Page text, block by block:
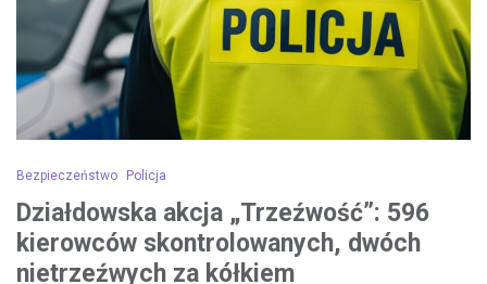
Bezpieczeństwo Policja
Działdowska akcja „Trzeźwość”: 596
kierowców skontrolowanych, dwóch
nietrzeźwych za kółkiem